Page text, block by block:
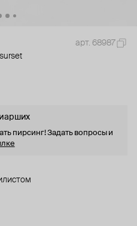
арт. 68987
пирсинг! Задать вопросы и